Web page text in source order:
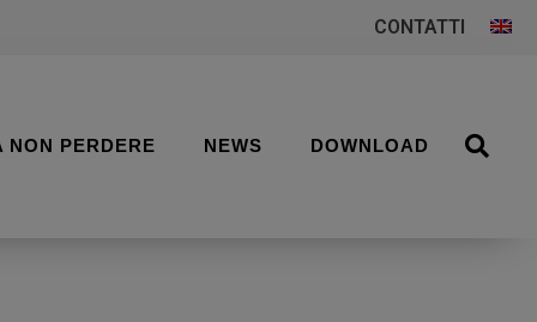
CONTATTI
NON PERDERE NEWS DOWNLOAD